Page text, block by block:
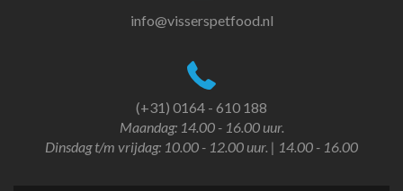
info@visserspetfood.nl
(+31) 0164 - 610 188
Maandag: 14.00 - 16.00 uur.
Dinsdag t/m vrijdag: 10.00 - 12.00 uur. | 14.00 - 16.00